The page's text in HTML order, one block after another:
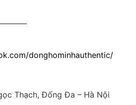
donghominhauthentic/
Thạch, Đống Đa – Hà Nội